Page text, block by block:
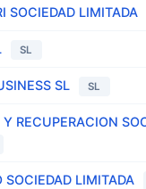
SOCIEDAD LIMITADA
SL
SL SL
RECUPERACION
SOCIEDAD LIMITADA